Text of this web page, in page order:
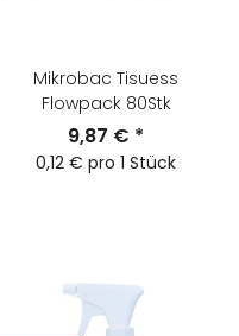
Mikrobac Tisuess
Flowpack 80Stk
9,87 € *
0,12 € pro 1 Stück